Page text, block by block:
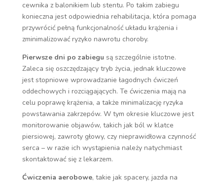
cewnika z balonikiem lub stentu. Po takim zabiegu
konieczna jest odpowiednia rehabilitacja, która pomaga
przywrócić pełną funkcjonalność układu krążenia i
zminimalizować ryzyko nawrotu choroby.
Pierwsze dni po zabiegu są szczególnie istotne.
Zaleca się oszczędzający tryb życia, jednak kluczowe
jest stopniowe wprowadzanie łagodnych ćwiczeń
oddechowych i rozciągających. Te ćwiczenia mają na
celu poprawę krążenia, a także minimalizację ryzyka
powstawania zakrzepów. W tym okresie kluczowe jest
monitorowanie objawów, takich jak ból w klatce
piersiowej, zawroty głowy, czy nieprawidłowa czynność
serca – w razie ich wystąpienia należy natychmiast
skontaktować się z lekarzem.
Ćwiczenia aerobowe, takie jak spacery, jazda na